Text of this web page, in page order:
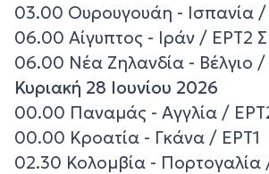
03.00 Ουρουγουάη - Ισπανία
06.00 Αίγυπτος - Ιράν / ΕΡΤ2
06.00 Νέα Ζηλανδία - Βέλγιο /
Κυριακή 28 Ιουνίου 2026
00.00 Παναμάς - Αγγλία /
00.00 Κροατία - Γκάνα / ΕΡΤ1
02.30 Κολομβία -